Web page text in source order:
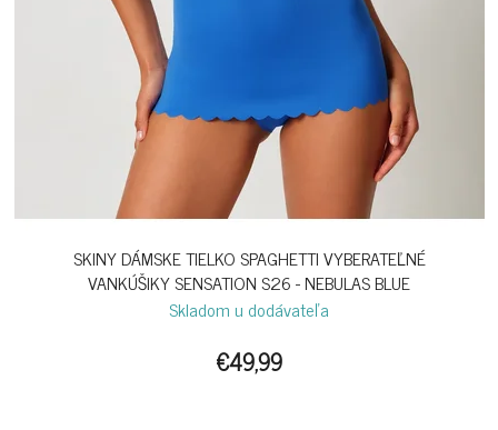
SKINY DÁMSKE TIELKO SPAGHETTI VYBERATEĽNÉ
VANKÚŠIKY SENSATION S26 - NEBULAS BLUE
Skladom u dodávateľa
€49,99